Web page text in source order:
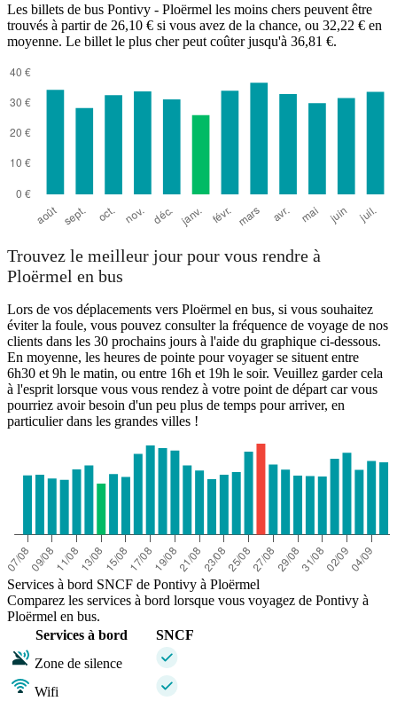
Les billets de bus Pontivy - Ploërmel les moins chers peuvent être
trouvés à partir de 26,10 € si vous avez de la chance, ou 32,22 € en
moyenne. Le billet le plus cher peut coûter jusqu'à 36,81 €.
Trouvez le meilleur jour pour vous rendre à
Ploërmel en bus
Lors de vos déplacements vers Ploërmel en bus, si vous souhaitez
éviter la foule, vous pouvez consulter la fréquence de voyage de nos
clients dans les 30 prochains jours à l'aide du graphique ci-dessous.
En moyenne, les heures de pointe pour voyager se situent entre
6h30 et 9h le matin, ou entre 16h et 19h le soir. Veuillez garder cela
à l'esprit lorsque vous vous rendez à votre point de départ car vous
pourriez avoir besoin d'un peu plus de temps pour arriver, en
particulier dans les grandes villes !
Services à bord SNCF de Pontivy à Ploërmel
Comparez les services à bord lorsque vous voyagez de Pontivy à
Ploërmel en bus.
Services à bord
SNCF
Zone de silence
Wifi